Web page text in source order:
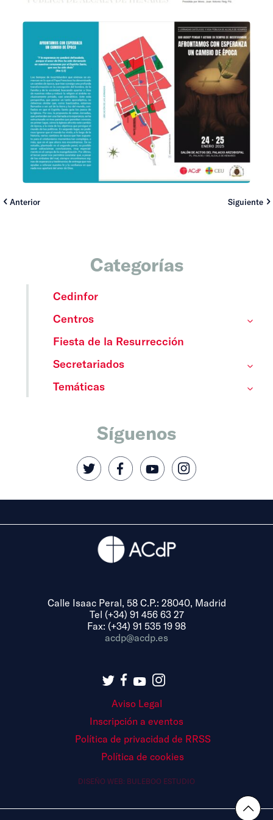
Anterior Siguiente
Categorías
Cedinfor
Centros
Fiesta de la Resurrección
Secretariados
Temáticas
Síguenos
Calle Isaac Peral, 58 C.P.: 28040, Madrid
Tel (+34) 91 456 63 27
Fax: (+34) 91 535 19 98
acdp@acdp.es
Aviso Legal
Inscripción a eventos
Política de privacidad de RRSS
Política de cookies
DISEÑO WEB: BULEBOO ESTUDIO